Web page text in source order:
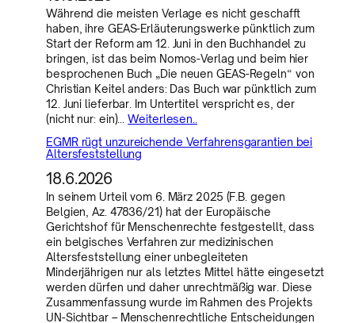
Während die meisten Verlage es nicht geschafft
haben, ihre GEAS-Erläuterungswerke pünktlich zum
Start der Reform am 12. Juni in den Buchhandel zu
bringen, ist das beim Nomos-Verlag und beim hier
besprochenen Buch „Die neuen GEAS-Regeln“ von
Christian Keitel anders: Das Buch war pünktlich zum
12. Juni lieferbar. Im Untertitel verspricht es, der
(nicht nur: ein)…Weiterlesen..
EGMR rügt unzureichende Verfahrensgarantien bei
Altersfeststellung
18.6.2026
In seinem Urteil vom 6. März 2025 (F.B. gegen
Belgien, Az. 47836/21) hat der Europäische
Gerichtshof für Menschenrechte festgestellt, dass
ein belgisches Verfahren zur medizinischen
Altersfeststellung einer unbegleiteten
Minderjährigen nur als letztes Mittel hätte eingesetzt
werden dürfen und daher unrechtmäßig war. Diese
Zusammenfassung wurde im Rahmen des Projekts
UN-Sichtbar – Menschenrechtliche Entscheidungen